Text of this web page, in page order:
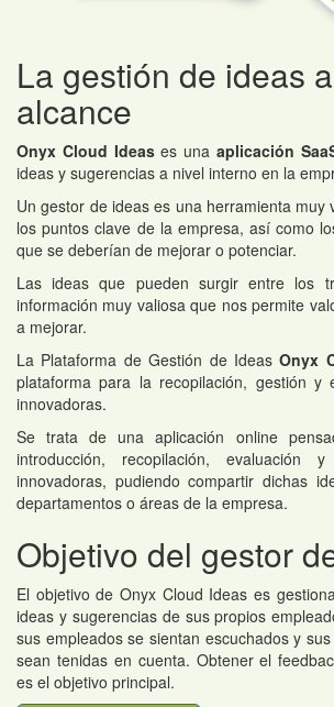
La gestión de ideas
alcance
Onyx Cloud Ideases unaaplicación
ideas y sugerencias a nivel interno en la
Un gestor de ideas es una herramienta muy
los puntos clave de la empresa, así como
que se deberían de mejorar o potenciar.
Las ideas que pueden surgir entre los
información muy valiosa que nos permite
a mejorar.
La Plataforma de Gestión de IdeasOnyx
plataforma para la recopilación, gestión y
innovadoras.
Se trata de una aplicación online
introducción, recopilación, evaluación
innovadoras, pudiendo compartir dichas
departamentos o áreas de la empresa.
Objetivo del gestor
El objetivo de Onyx Cloud Ideas es
ideas y sugerencias de sus propios
sus empleados se sientan escuchados y
sean tenidas en cuenta. Obtener el
es el objetivo principal.